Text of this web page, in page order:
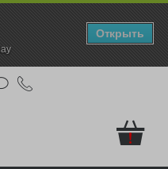
Открыть
!